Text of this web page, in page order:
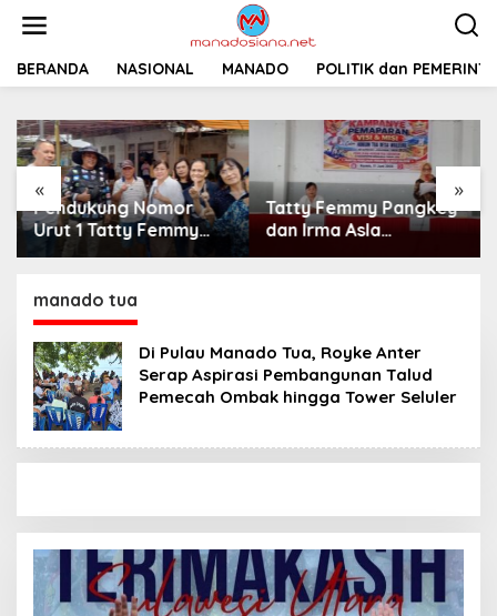
t
BERANDA NASIONAL MANADO POLITIK dan
« »
Pendukung Nomor
Urut 1 Tatty Femmy
Pangkey Berikan
Pemaparan Visi dan
Misi di Desa Waleure
Tatty Femmy Pangkey
dan Irma Asla
Paparkan Visi Misi
manado tua
Di Pulau Manado Tua, Royke Anter
Serap Aspirasi Pembangunan Talud
Pemecah Ombak hingga Tower Seluler